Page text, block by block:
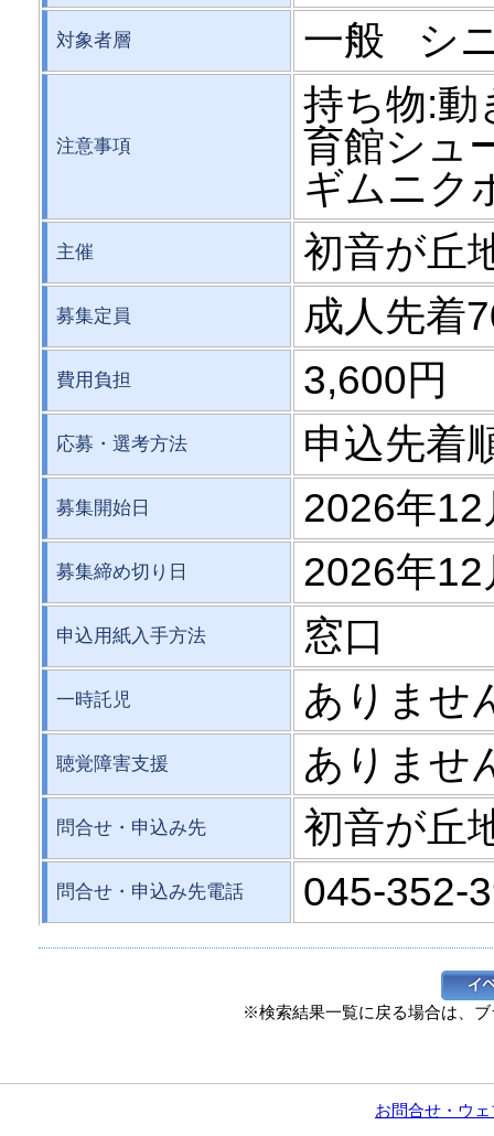
対象者層 一般 シ
注意事項
持ち物:動
育館シュ
ギムニク
主催 初音が丘
募集定員 成人先着
費用負担 3,600円
応募・選考方法 申込先着
募集開始日 2026年
募集締め切り日 2026年
申込用紙入手方法 窓口
一時託児 ありませ
聴覚障害支援 ありませ
問合せ・申込み先 初音が丘
問合せ・申込み先電話 045-352-
※検索結果一覧に戻る場合は、
お問合せ・ウ